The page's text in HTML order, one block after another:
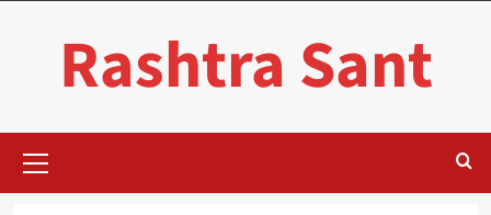
Rashtra Sant
Menu